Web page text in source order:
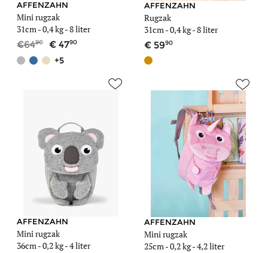
AFFENZAHN
Mini rugzak
31cm -0,4 kg- 8 liter
6490 4790
+5
AFFENZAHN
Rugzak
31cm -0,4 kg- 8 liter
5990
AFFENZAHN
Mini rugzak
36cm -0,2 kg- 4 liter
AFFENZAHN
Mini rugzak
25cm -0,2 kg- 4,2 liter